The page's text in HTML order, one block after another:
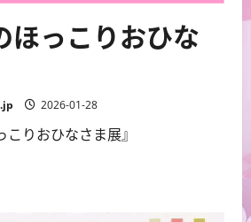
ほっこりおひな
2026-01-28
りおひなさま展』